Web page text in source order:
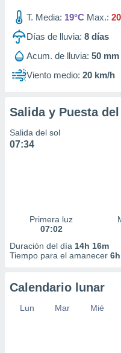
T. Media: 19°C Max.:
Días de lluvia: 8 días
Acum. de lluvia: 50 mm
Viento medio: 20 km/h
Salida y Puesta del
Salida del sol
07:34
Primera luz
07:02
Duración del día 14h 16m
Tiempo para el amanecer
Calendario lunar
Lun Mar Mié